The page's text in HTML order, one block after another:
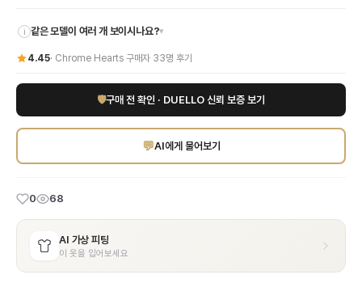
i 같은 모델이 여러 개 보이시나요?▾
4.45· Chrome Hearts 구매자 33명 후기
🛡구매 전 확인 · DUELLO 신뢰 보증 보기
💬AI에게 물어보기
0 68
AI 가상 피팅
이 옷을 입어보세요